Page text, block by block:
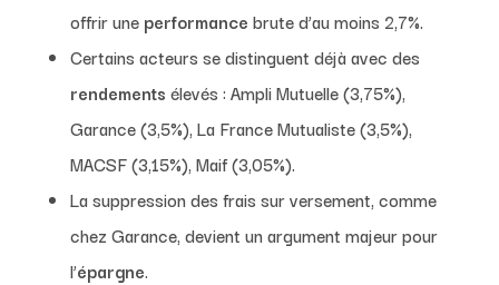
offrir une performance brute d’au moins 2,7%.
Certains acteurs se distinguent déjà avec des
rendements élevés : Ampli Mutuelle (3,75%),
Garance (3,5%), La France Mutualiste (3,5%),
MACSF (3,15%), Maif (3,05%).
La suppression des frais sur versement, comme
chez Garance, devient un argument majeur pour
l’épargne.